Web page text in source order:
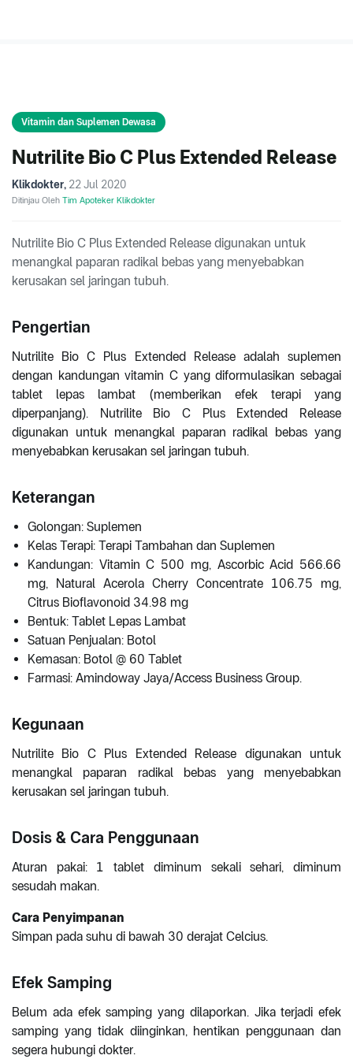
Vitamin dan Suplemen Dewasa
Nutrilite Bio C Plus Extended Release
Klikdokter, 22 Jul 2020
Ditinjau Oleh Tim Apoteker Klikdokter
Nutrilite Bio C Plus Extended Release digunakan untuk
menangkal paparan radikal bebas yang menyebabkan
kerusakan sel jaringan tubuh.
Pengertian
Nutrilite Bio C Plus Extended Release adalah suplemen
dengan kandungan vitamin C yang diformulasikan sebagai
tablet lepas lambat (memberikan efek terapi yang
diperpanjang). Nutrilite Bio C Plus Extended Release
digunakan untuk menangkal paparan radikal bebas yang
menyebabkan kerusakan sel jaringan tubuh.
Keterangan
Golongan: Suplemen
Kelas Terapi: Terapi Tambahan dan Suplemen
Kandungan: Vitamin C 500 mg, Ascorbic Acid 566.66
mg, Natural Acerola Cherry Concentrate 106.75 mg,
Citrus Bioflavonoid 34.98 mg
Bentuk: Tablet Lepas Lambat
Satuan Penjualan: Botol
Kemasan: Botol @ 60 Tablet
Farmasi: Amindoway Jaya/Access Business Group.
Kegunaan
Nutrilite Bio C Plus Extended Release digunakan untuk
menangkal paparan radikal bebas yang menyebabkan
kerusakan sel jaringan tubuh.
Dosis & Cara Penggunaan
Aturan pakai: 1 tablet diminum sekali sehari, diminum
sesudah makan.
Cara Penyimpanan
Simpan pada suhu di bawah 30 derajat Celcius.
Efek Samping
Belum ada efek samping yang dilaporkan. Jika terjadi efek
samping yang tidak diinginkan, hentikan penggunaan dan
segera hubungi dokter.